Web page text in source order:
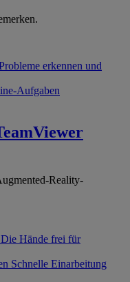
erkennen und
Aufgaben
Reality-
Die Hände frei für
Schnelle Einarbeitung